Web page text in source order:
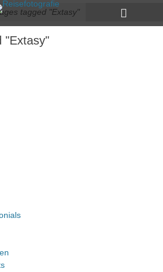
Toggle
tagged "Extasy"
"Extasy"